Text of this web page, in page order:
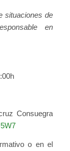
situaciones de
en
Consuegra
o en el